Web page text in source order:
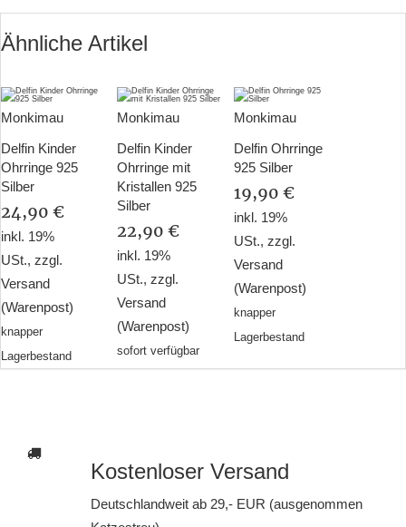
Ähnliche Artikel
Monkimau
Delfin Kinder
Ohrringe 925
Silber
24,90 €
inkl. 19%
USt., zzgl.
Versand
(Warenpost)
knapper
Lagerbestand
Monkimau
Delfin Kinder
Ohrringe mit
Kristallen 925
Silber
22,90 €
inkl. 19%
USt., zzgl.
Versand
(Warenpost)
sofort verfügbar
Monkimau
Delfin Ohrringe
925 Silber
19,90 €
inkl. 19%
USt., zzgl.
Versand
(Warenpost)
knapper
Lagerbestand
Kostenloser Versand
Deutschlandweit ab 29,- EUR (ausgenommen